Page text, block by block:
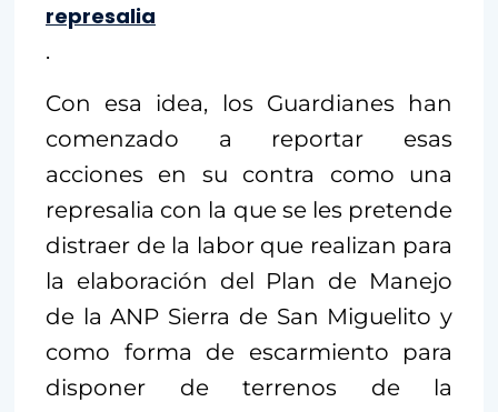
represalia
.
Con esa idea, los Guardianes han
comenzado a reportar esas
acciones en su contra como una
represalia con la que se les pretende
distraer de la labor que realizan para
la elaboración del Plan de Manejo
de la ANP Sierra de San Miguelito y
como forma de escarmiento para
disponer de terrenos de la